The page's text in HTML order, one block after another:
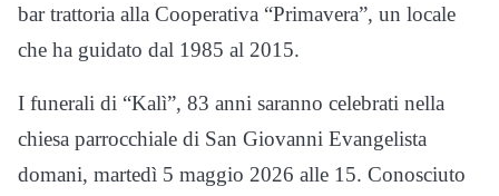
bar trattoria alla Cooperativa “Primavera”, un locale
che ha guidato dal 1985 al 2015.
I funerali di “Kalì”, 83 anni saranno celebrati nella
chiesa parrocchiale di San Giovanni Evangelista
domani, martedì 5 maggio 2026 alle 15. Conosciuto